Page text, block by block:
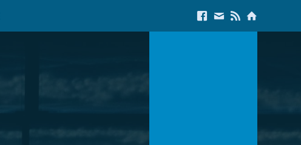
Link to Facebook
E-Mail us
Link to RSS Feed
Link to